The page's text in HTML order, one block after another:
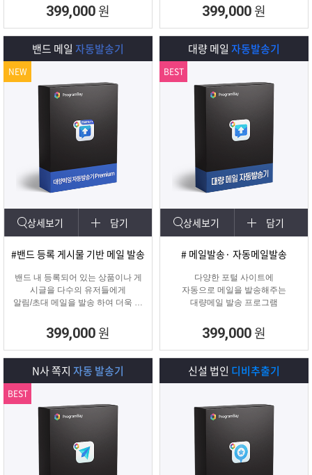
399,000 원 399,000 원
밴드 메일 자동발송기
상세보기 담기
#밴드 등록 게시물 기반 메일 발송
밴드 내 등록되어 있는 상품이나 게
시글을 다수의 유저들에게
알림/초대 메일을 발송 하여 더욱 효
프로그램입니다.
399,000 원
NEW
대량 메일 자동발송기
상세보기 담기
# 메일발송· 자동메일발송
다양한 포털 사이트에
자동으로 메일을 발송해주는
대량메일 발송 프로그램
399,000 원
BEST
N사 쪽지 자동 발송기
BEST
신설 법인 디비추출기